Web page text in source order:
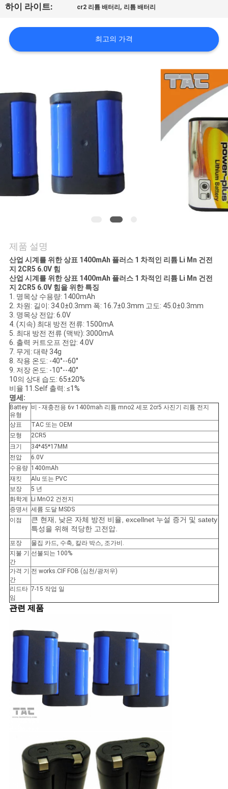
견
학
관
리
문
의
하
소
식
케
이
스
조
회
를
요
청
하
다
사
이
트
맵
PRIVACY
POLICY
하이 라이트: cr2 리튬 배터리 , 리튬 배터리
최고의 가격
제품 설명
산업 시계를 위한 상표 1400mAh 플러스 1 차적인 리튬 Li Mn 건전
지 2CR5 6.0V 힘
산업 시계를 위한 상표 1400mAh 플러스 1 차적인 리튬 Li Mn 건전
지 2CR5 6.0V 힘을 위한 특징
1. 명목상 수용량: 1400mAh
2. 차원: 길이: 34.0±0.3mm 폭: 16.7±0.3mm 고도: 45.0±0.3mm
3. 명목상 전압: 6.0V
4. (지속) 최대 방전 전류: 1500mA
5. 최대 방전 전류 (맥박): 3000mA
6. 출력 커트오프 전압: 4.0V
7. 무게: 대략 34g
8. 작용 온도: -40°--60°
9. 저장 온도: -10°--40°
10의 상대 습도: 65±20%
비율 11.Self 출력: ≤1%
명세:
Battey
유형
비 - 재충전용 6v 1400mah 리튬 mno2 세포 2cr5 사진기 리튬 전지
상표
TAC 또는 OEM
모형
2CR5
크기
34*45*17MM
전압
6.0V
수용량 1400mAh
재킷
Alu 또는 PVC
보장
5 년
화학계
Li MnO2 건전지
증명서 세륨 도달 MSDS
이점
큰 현재, 낮은 자체 방전 비율, excellnet 누설 증거 및 satety
특성을 위해 적당한 고전압.
포장
물집 카드, 수축, 칼라 박스, 조가비.
지불 기
간
선불되는 100%
가격 기
간
전 works.CIF FOB (심천/광저우)
리드타
임
7-15 작업 일
관련 제품